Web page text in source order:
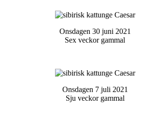
Onsdagen 30 juni 2021
Sex veckor gammal
Onsdagen 7 juli 2021
Sju veckor gammal